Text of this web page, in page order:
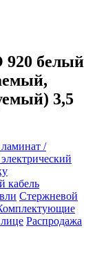
920 белый
3,5
/
кабель
Cтержневой
Распродажа